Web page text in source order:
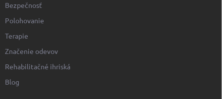
Bezpečnosť
Polohovanie
Terapie
Značenie odevov
Rehabilitačné ihriská
Blog